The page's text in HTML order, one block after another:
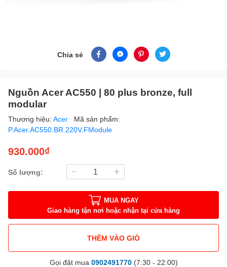
Chia sẻ
Nguồn Acer AC550 | 80 plus bronze, full
modular
Thương hiệu: Acer
Mã sản phẩm:
P.Acer.AC550.BR.220V.FModule
930.000₫
Số lượng:
MUA NGAY
Giao hàng tận nơi hoặc nhận tại cửa hàng
THÊM VÀO GIỎ
Gọi đặt mua 0902491770(7:30 - 22:00)